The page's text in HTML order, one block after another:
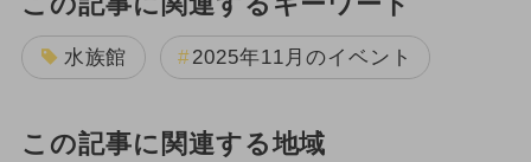
水族館 2025年11月のイベント
この記事に関連する地域